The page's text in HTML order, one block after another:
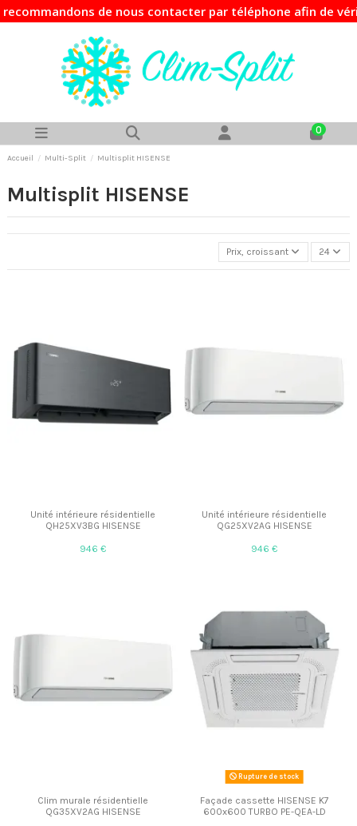
de nous contacter par téléphone afin de vérifier
0
Accueil Multi-Split Multisplit HISENSE
Multisplit HISENSE
Prix, croissant 24
Unité intérieure résidentielle
QH25XV3BG HISENSE
946 €
Unité intérieure résidentielle
QG25XV2AG HISENSE
946 €
Clim murale résidentielle
QG35XV2AG HISENSE
Rupture de stock
Façade cassette HISENSE K7
600x600 TURBO PE-QEA-LD